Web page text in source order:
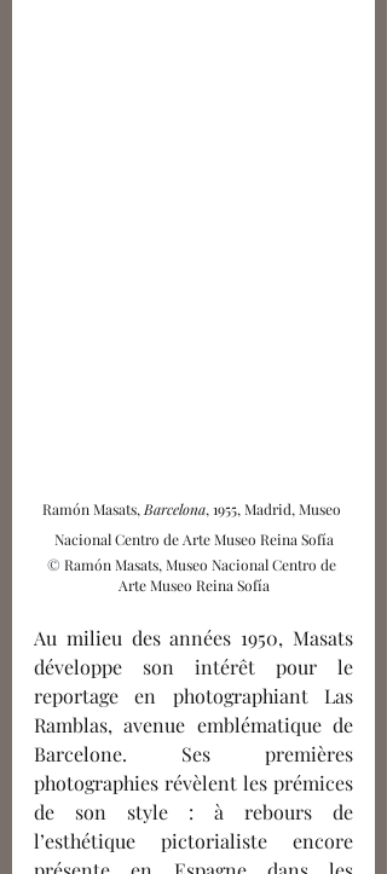
Ramón Masats, Barcelona, 1955, Madrid, Museo
Nacional Centro de Arte Museo Reina Sofía
© Ramón Masats, Museo Nacional Centro de
Arte Museo Reina Sofía
Au milieu des années 1950, Masats
développe son intérêt pour le
reportage en photographiant Las
Ramblas, avenue emblématique de
Barcelone. Ses premières
photographies révèlent les prémices
de son style : à rebours de
l’esthétique pictorialiste encore